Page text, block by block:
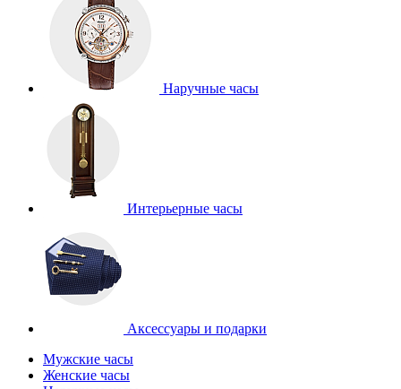
Наручные часы
Интерьерные часы
Аксессуары и подарки
Мужские часы
Женские часы